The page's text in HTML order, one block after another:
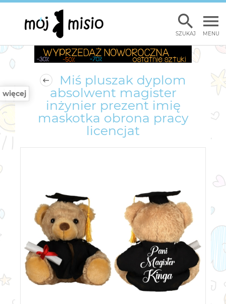
MENU
SZUKAJ
więcej
Miś pluszak dyplom
absolwent magister
inżynier prezent imię
maskotka obrona pracy
licencjat